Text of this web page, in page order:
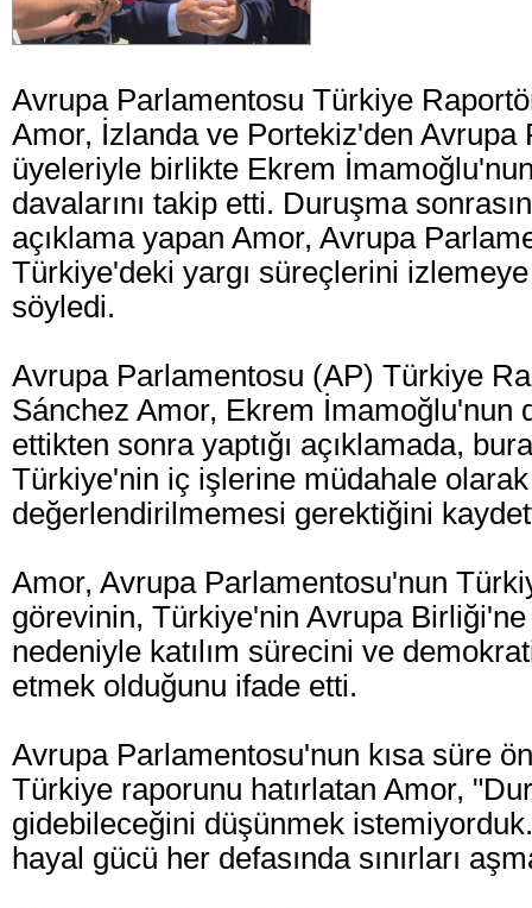
Avrupa Parlamentosu Türkiye
Amor, İzlanda ve Portekiz'den Avrupa
üyeleriyle birlikte Ekrem
davalarını takip etti. Duruşma
açıklama yapan Amor, Avrupa
Türkiye'deki yargı süreçlerini
söyledi.
Avrupa Parlamentosu (AP) Türkiye
Sánchez Amor, Ekrem İmamoğlu'nun
ettikten sonra yaptığı açıklamada,
Türkiye'nin iç işlerine müdahale olarak
değerlendirilmemesi gerektiğini
Amor, Avrupa Parlamentosu'nun
görevinin, Türkiye'nin Avrupa
nedeniyle katılım sürecini ve
etmek olduğunu ifade etti.
Avrupa Parlamentosu'nun kısa süre
Türkiye raporunu hatırlatan Amor,
gidebileceğini düşünmek
hayal gücü her defasında sınırları